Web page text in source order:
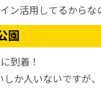
ン活用してるからな
園
到着！
しか人いないですが